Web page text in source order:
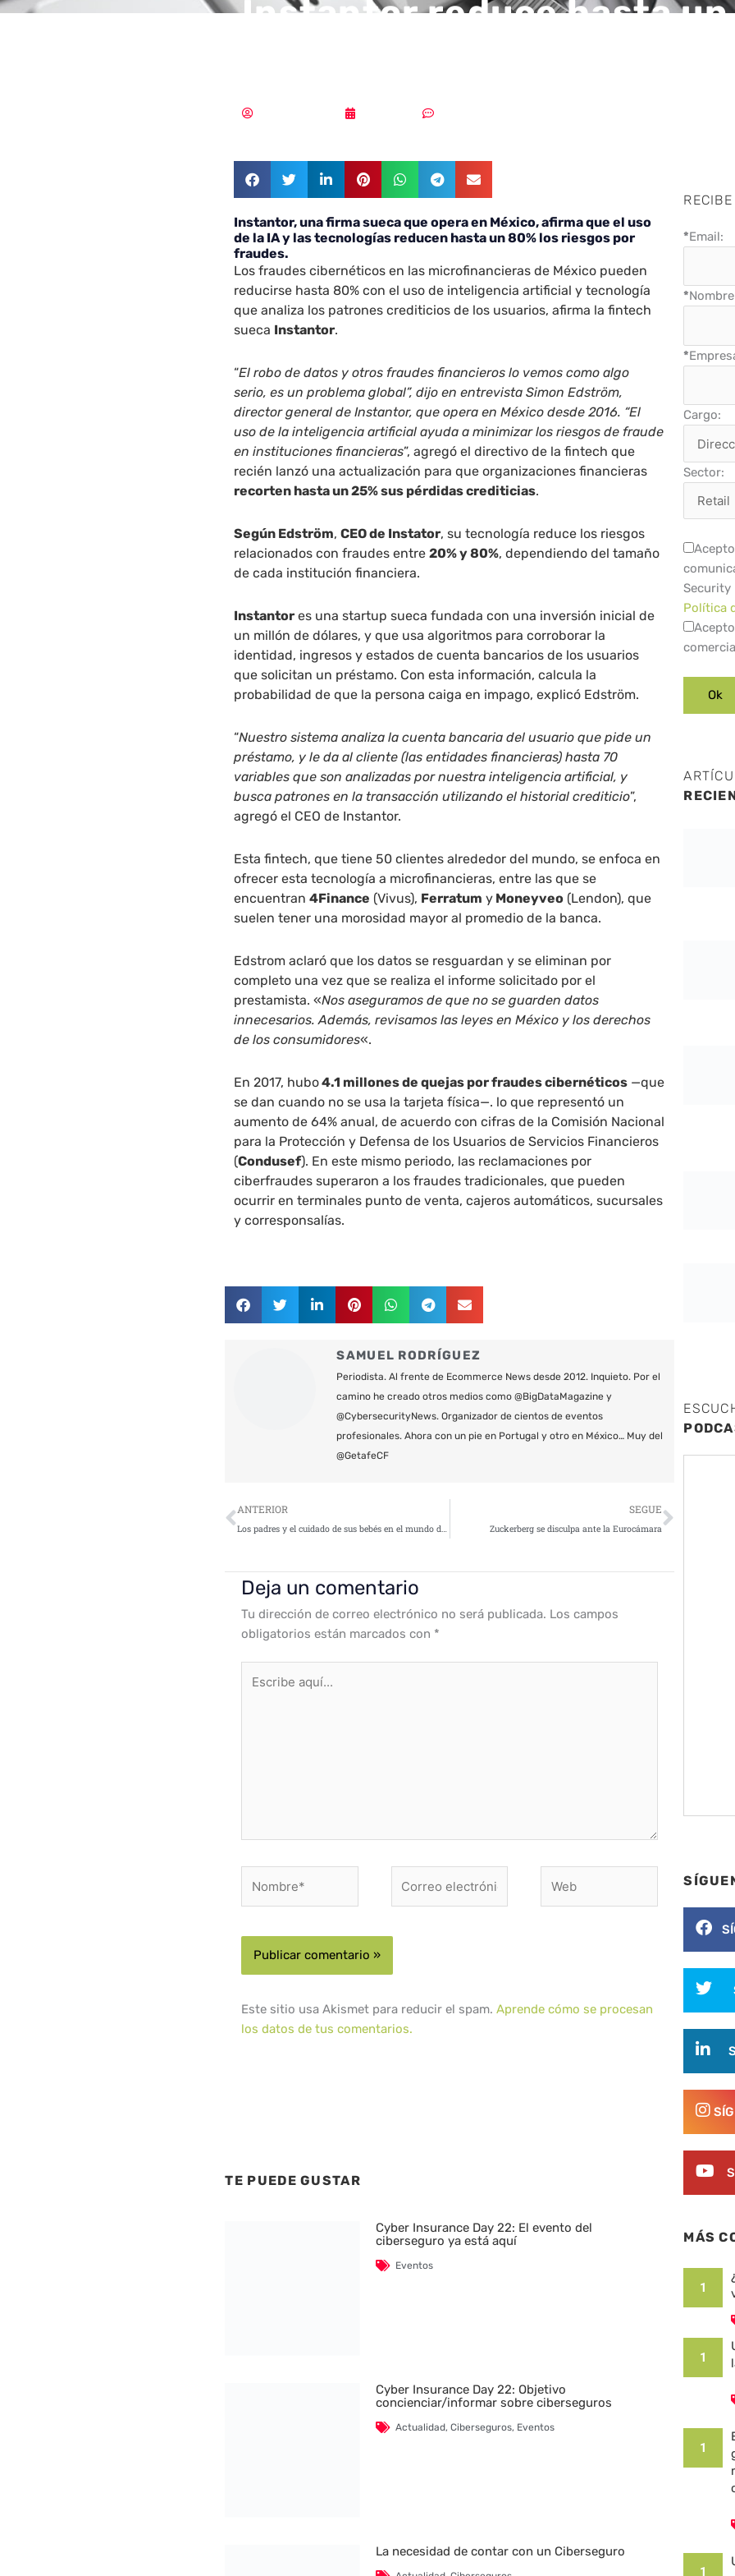
Instantor reduce hasta un
Instantor, una firma sueca que opera en México, afirma que el uso
de la IA y las tecnologías reducen hasta un 80% los riesgos por
fraudes.
Los fraudes cibernéticos en las microfinancieras de México pueden
reducirse hasta 80% con el uso de inteligencia artificial y tecnología
que analiza los patrones crediticios de los usuarios, afirma la fintech
sueca Instantor.
“El robo de datos y otros fraudes financieros lo vemos como algo
serio, es un problema global”, dijo en entrevista Simon Edström,
director general de Instantor, que opera en México desde 2016. “El
uso de la inteligencia artificial ayuda a minimizar los riesgos de fraude
en instituciones financieras”, agregó el directivo de la fintech que
recién lanzó una actualización para que organizaciones financieras
recorten hasta un 25% sus pérdidas crediticias.
Según Edström,CEO de Instator, su tecnología reduce los riesgos
relacionados con fraudes entre20% y 80%, dependiendo del tamaño
de cada institución financiera.
Instantor es una startup sueca fundada con una inversión inicial de
un millón de dólares, y que usa algoritmos para corroborar la
identidad, ingresos y estados de cuenta bancarios de los usuarios
que solicitan un préstamo. Con esta información, calcula la
probabilidad de que la persona caiga en impago, explicó Edström.
“Nuestro sistema analiza la cuenta bancaria del usuario que pide un
préstamo, y le da al cliente (las entidades financieras) hasta 70
variables que son analizadas por nuestra inteligencia artificial, y
busca patrones en la transacción utilizando el historial crediticio”,
agregó el CEO de Instantor.
Esta fintech, que tiene 50 clientes alrededor del mundo, se enfoca en
ofrecer esta tecnología a microfinancieras, entre las que se
encuentran4Finance (Vivus), Ferratum y Moneyveo (Lendon), que
suelen tener una morosidad mayor al promedio de la banca.
Edstrom aclaró que los datos se resguardan y se eliminan por
completo una vez que se realiza el informe solicitado por el
prestamista. «Nos aseguramos de que no se guarden datos
innecesarios. Además, revisamos las leyes en México y los derechos
de los consumidores«.
En 2017, hubo4.1 millones de quejas por fraudes cibernéticos —que
se dan cuando no se usa la tarjeta física—. lo que representó un
aumento de 64% anual, de acuerdo con cifras de la Comisión Nacional
para la Protección y Defensa de los Usuarios de Servicios Financieros
(Condusef). En este mismo periodo, las reclamaciones por
ciberfraudes superaron a los fraudes tradicionales, que pueden
ocurrir en terminales punto de venta, cajeros automáticos, sucursales
y corresponsalías.
SAMUEL RODRÍGUEZ
Periodista. Al frente de Ecommerce News desde 2012. Inquieto. Por el
camino he creado otros medios como @BigDataMagazine y
@CybersecurityNews. Organizador de cientos de eventos
profesionales. Ahora con un pie en Portugal y otro en México… Muy del
@GetafeCF
Ant
ANTERIOR
Los padres y el cuidado de sus bebés en el mundo digital
SEGUE
Zuckerberg se disculpa ante la Eurocámara
Deja un comentario
Tu dirección de correo electrónico no será publicada. Los campos
obligatorios están marcados con *
aquí...
electrónico*
Este sitio usa Akismet para reducir el spam.Aprende cómo se procesan
los datos de tus comentarios.
TE PUEDE GUSTAR
Cyber Insurance Day 22: El evento del
ciberseguro ya está aquí
Eventos
Cyber Insurance Day 22: Objetivo
concienciar/informar sobre ciberseguros
Actualidad, Ciberseguros, Eventos
La necesidad de contar con un Ciberseguro
*Email:
*
*
Cargo:
Sector:
Security
Política
MÁS
1
1
1
1